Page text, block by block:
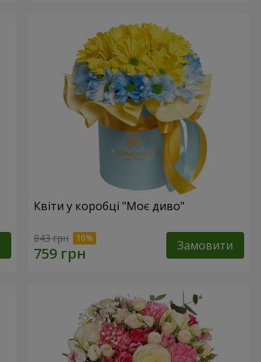
Квіти у коробці "Моє диво"
843 грн Замовити